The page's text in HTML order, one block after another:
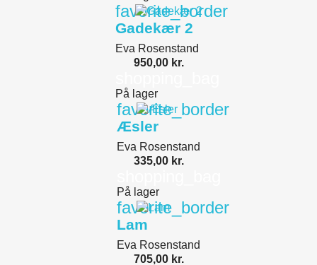
favorite_border
Gadekær 2
Eva Rosenstand
950,00 kr.
På lager
favorite_border
Æsler
Eva Rosenstand
335,00 kr.
På lager
favorite_border
Lam
Eva Rosenstand
705,00 kr.